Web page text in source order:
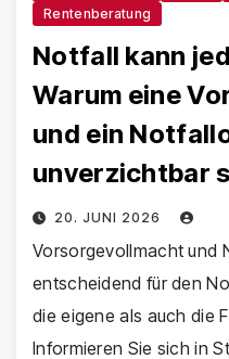
Rentenberatung
Notfall kann
Warum eine
und ein
unverzichtbar
20. JUNI 2026
Vorsorgevollmacht und
entscheidend für den
die eigene als auch die
Informieren Sie sich in